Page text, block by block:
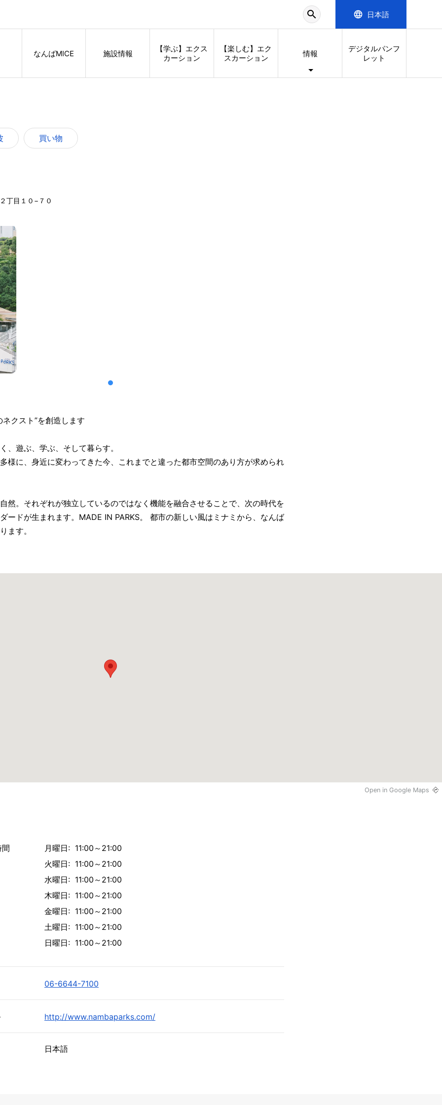
search language 日本語
なんばMICE 施設情報
【学ぶ】エクス
カーション
【楽しむ】エク
スカーション
情報
デジタルパンフ
レット
買い物
丁目１０−７０
クスト”を創造します
、遊ぶ、学ぶ、そして暮らす。
様に、身近に変わってきた今、これまでと違った都市空間のあり方が求められ
然。それぞれが独立しているのではなく機能を融合させることで、次の時代を
ードが生まれます。MADE IN PARKS。 都市の新しい風はミナミから、なんば
ます。
Open in Google Maps
月曜日: 11:00～21:00
火曜日: 11:00～21:00
水曜日: 11:00～21:00
木曜日: 11:00～21:00
金曜日: 11:00～21:00
土曜日: 11:00～21:00
日曜日: 11:00～21:00
06-6644-7100
http://www.nambaparks.com/
日本語